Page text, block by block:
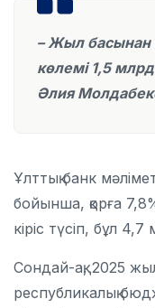
– Жыл басынан
көлемі 1,5
Әлия
Ұлттық банк
бойынша, қорға
кіріс түсіп, бұл
Сондай-ақ, 2025
республикалық